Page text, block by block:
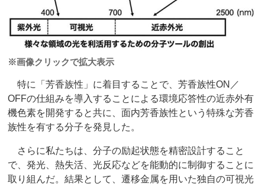
※画像クリックで拡大表示
特に「芳香族性」に着目することで、芳香族性ON／
OFFの仕組みを導入することによる環境応答性の近赤外有
機色素を開発すると共に、面内芳香族性という特殊な芳香
族性を有する分子を発見した。
さらに私たちは、分子の励起状態を精密設計すること
で、発光、熱失活、光反応などを能動的に制御することに
取り組んだ。結果として、遷移金属を用いた独自の可視光